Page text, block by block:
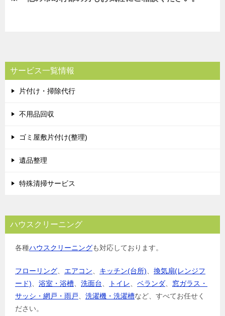
サービス一覧情報
片付け・掃除代行
不用品回収
ゴミ屋敷片付け(整理)
遺品整理
特殊清掃サービス
ハウスクリーニング
各種ハウスクリーニングも対応しております。
フローリング エアコン キッチン(台所)
換気扇(レンジフ
ード)
浴室・浴槽 洗面台 トイレ ベランダ
窓ガラス・
サッシ・網戸・雨戸
洗濯機・洗濯槽など、すべてお任せく
ださい。